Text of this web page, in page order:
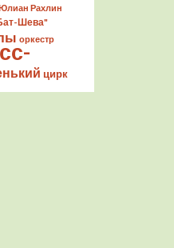
Рахлин
Шева"
оркестр
цирк